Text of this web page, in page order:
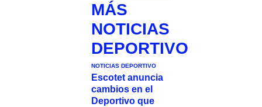
MÁS
NOTICIAS
DEPORTIVO
NOTICIAS DEPORTIVO
Escotet anuncia
cambios en el
Deportivo que